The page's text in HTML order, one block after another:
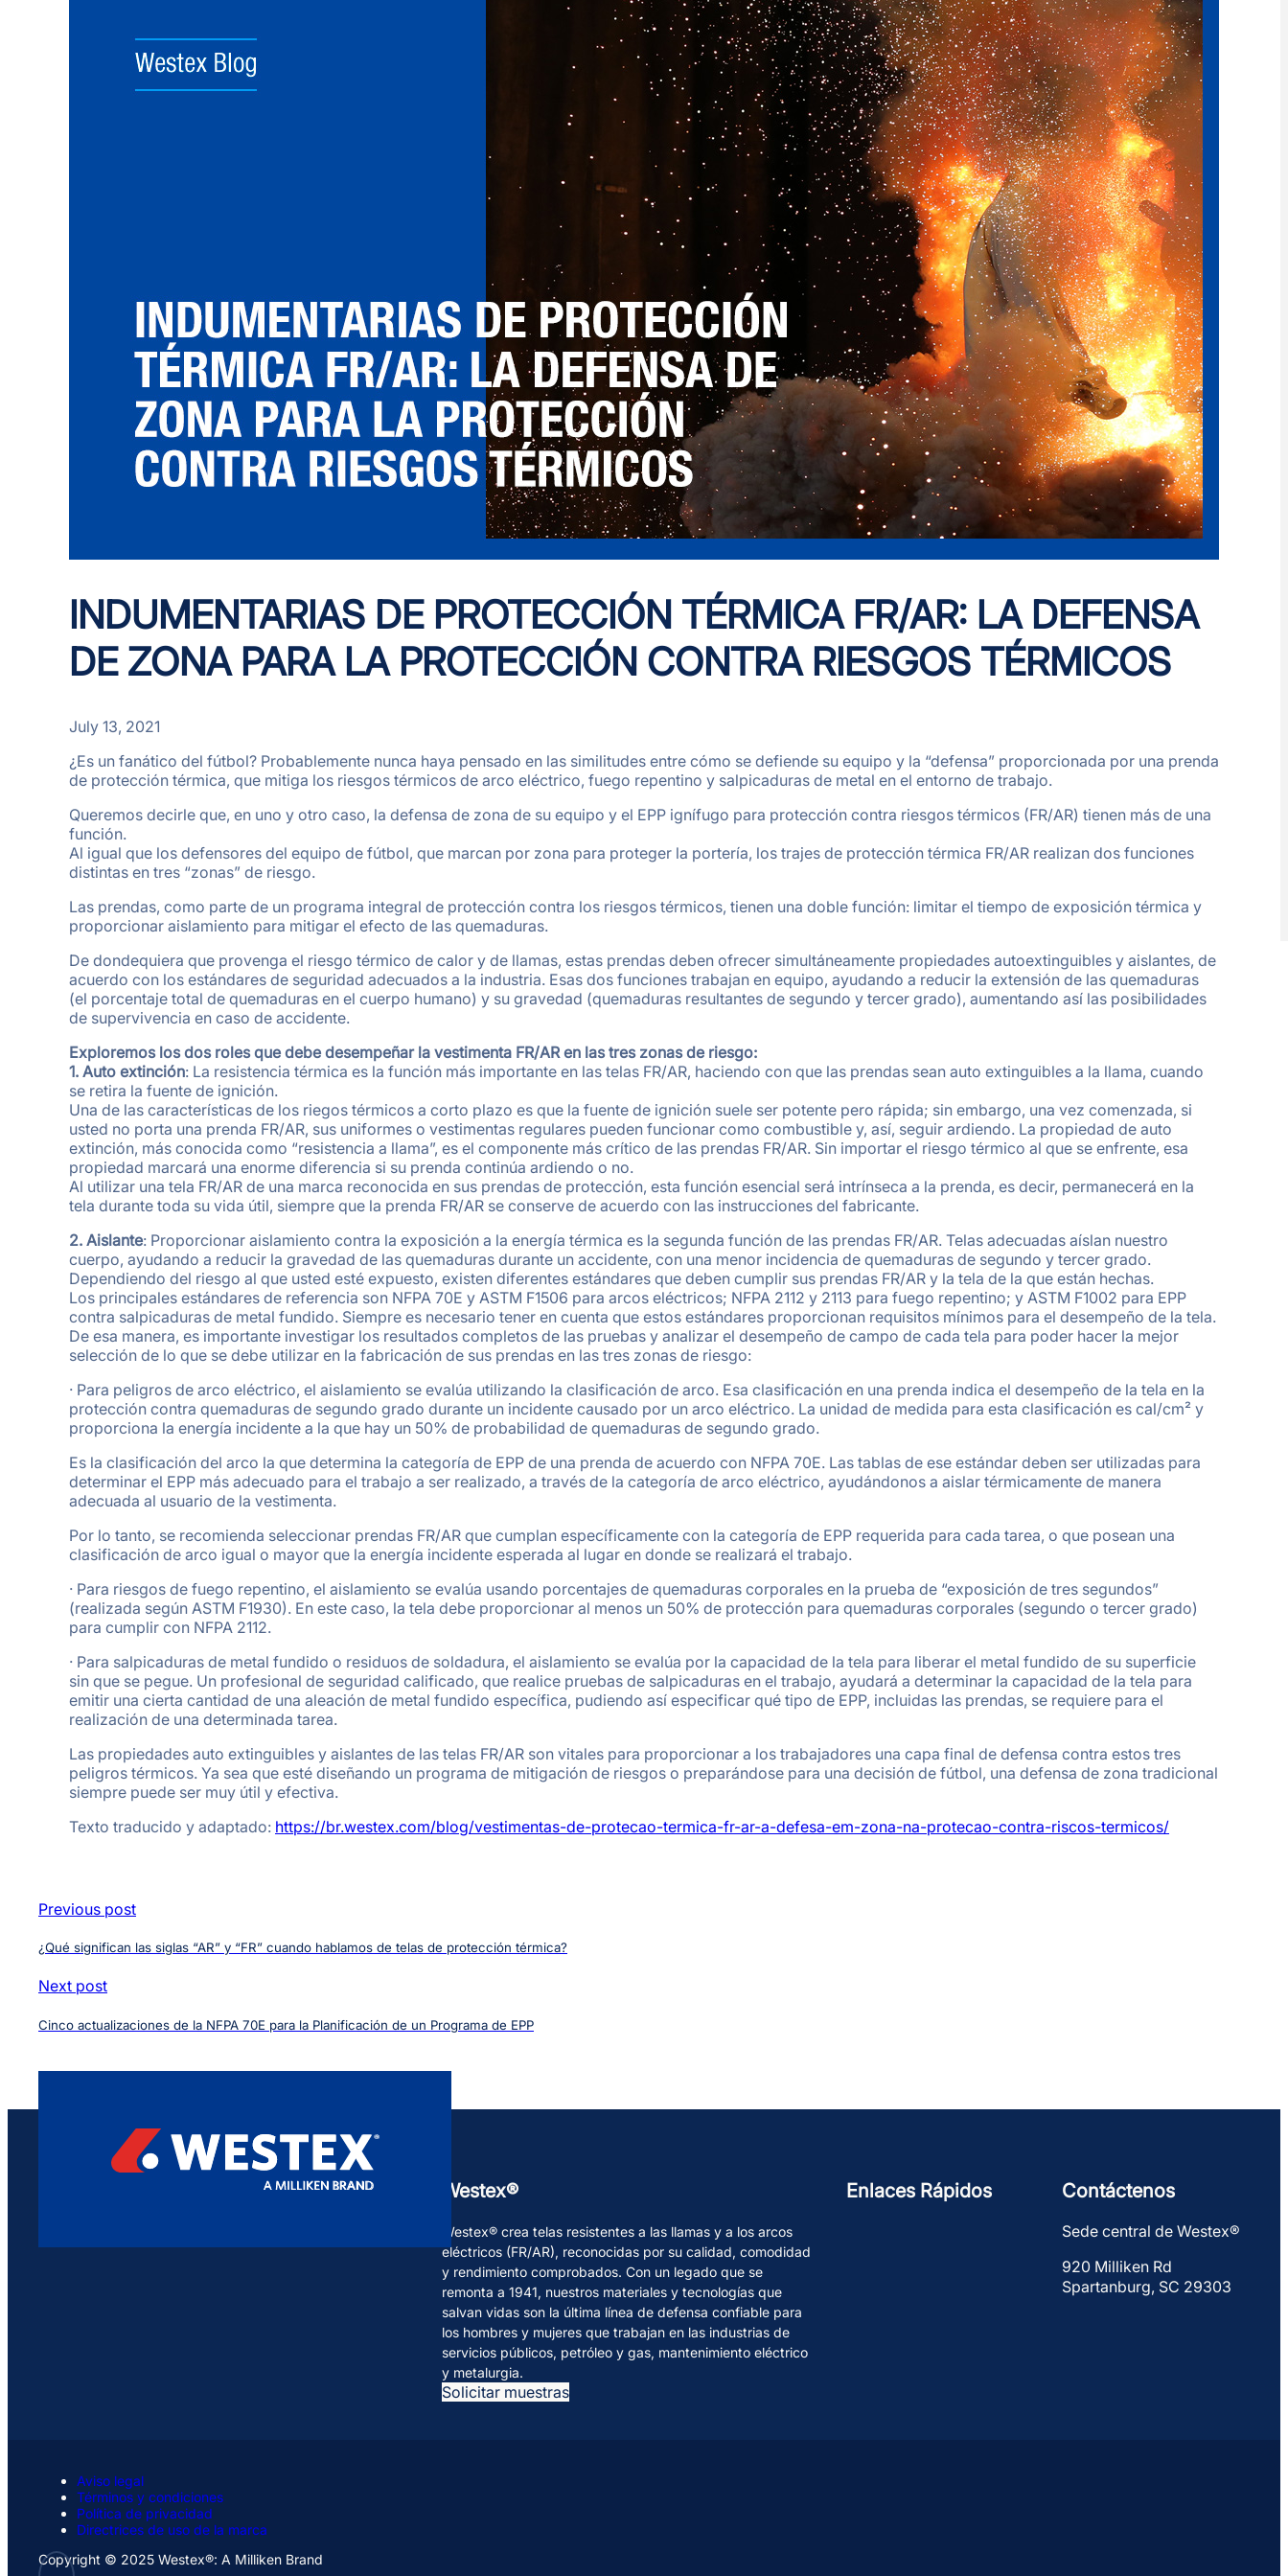
INDUMENTARIAS DE PROTECCIÓN TÉRMICA FR/AR: LA DEFENSA
DE ZONA PARA LA PROTECCIÓN CONTRA RIESGOS TÉRMICOS
July 13, 2021
¿Es un fanático del fútbol? Probablemente nunca haya pensado en las similitudes entre cómo se defiende su equipo y la “defensa” proporcionada por una prenda
de protección térmica, que mitiga los riesgos térmicos de arco eléctrico, fuego repentino y salpicaduras de metal en el entorno de trabajo.
Queremos decirle que, en uno y otro caso, la defensa de zona de su equipo y el EPP ignífugo para protección contra riesgos térmicos (FR/AR) tienen más de una
función.
Al igual que los defensores del equipo de fútbol, que marcan por zona para proteger la portería, los trajes de protección térmica FR/AR realizan dos funciones
distintas en tres “zonas” de riesgo.
Las prendas, como parte de un programa integral de protección contra los riesgos térmicos, tienen una doble función: limitar el tiempo de exposición térmica y
proporcionar aislamiento para mitigar el efecto de las quemaduras.
De dondequiera que provenga el riesgo térmico de calor y de llamas, estas prendas deben ofrecer simultáneamente propiedades autoextinguibles y aislantes, de
acuerdo con los estándares de seguridad adecuados a la industria. Esas dos funciones trabajan en equipo, ayudando a reducir la extensión de las quemaduras
(el porcentaje total de quemaduras en el cuerpo humano) y su gravedad (quemaduras resultantes de segundo y tercer grado), aumentando así las posibilidades
de supervivencia en caso de accidente.
Exploremos los dos roles que debe desempeñar la vestimenta FR/AR en las tres zonas de riesgo:
1. Auto extinción: La resistencia térmica es la función más importante en las telas FR/AR, haciendo con que las prendas sean auto extinguibles a la llama, cuando
se retira la fuente de ignición.
Una de las características de los riegos térmicos a corto plazo es que la fuente de ignición suele ser potente pero rápida; sin embargo, una vez comenzada, si
usted no porta una prenda FR/AR, sus uniformes o vestimentas regulares pueden funcionar como combustible y, así, seguir ardiendo. La propiedad de auto
extinción, más conocida como “resistencia a llama”, es el componente más crítico de las prendas FR/AR. Sin importar el riesgo térmico al que se enfrente, esa
propiedad marcará una enorme diferencia si su prenda continúa ardiendo o no.
Al utilizar una tela FR/AR de una marca reconocida en sus prendas de protección, esta función esencial será intrínseca a la prenda, es decir, permanecerá en la
tela durante toda su vida útil, siempre que la prenda FR/AR se conserve de acuerdo con las instrucciones del fabricante.
2. Aislante: Proporcionar aislamiento contra la exposición a la energía térmica es la segunda función de las prendas FR/AR. Telas adecuadas aíslan nuestro
cuerpo, ayudando a reducir la gravedad de las quemaduras durante un accidente, con una menor incidencia de quemaduras de segundo y tercer grado.
Dependiendo del riesgo al que usted esté expuesto, existen diferentes estándares que deben cumplir sus prendas FR/AR y la tela de la que están hechas.
Los principales estándares de referencia son NFPA 70E y ASTM F1506 para arcos eléctricos; NFPA 2112 y 2113 para fuego repentino; y ASTM F1002 para EPP
contra salpicaduras de metal fundido. Siempre es necesario tener en cuenta que estos estándares proporcionan requisitos mínimos para el desempeño de la tela.
De esa manera, es importante investigar los resultados completos de las pruebas y analizar el desempeño de campo de cada tela para poder hacer la mejor
selección de lo que se debe utilizar en la fabricación de sus prendas en las tres zonas de riesgo:
· Para peligros de arco eléctrico, el aislamiento se evalúa utilizando la clasificación de arco. Esa clasificación en una prenda indica el desempeño de la tela en la
protección contra quemaduras de segundo grado durante un incidente causado por un arco eléctrico. La unidad de medida para esta clasificación es cal/cm² y
proporciona la energía incidente a la que hay un 50% de probabilidad de quemaduras de segundo grado.
Es la clasificación del arco la que determina la categoría de EPP de una prenda de acuerdo con NFPA 70E. Las tablas de ese estándar deben ser utilizadas para
determinar el EPP más adecuado para el trabajo a ser realizado, a través de la categoría de arco eléctrico, ayudándonos a aislar térmicamente de manera
adecuada al usuario de la vestimenta.
Por lo tanto, se recomienda seleccionar prendas FR/AR que cumplan específicamente con la categoría de EPP requerida para cada tarea, o que posean una
clasificación de arco igual o mayor que la energía incidente esperada al lugar en donde se realizará el trabajo.
· Para riesgos de fuego repentino, el aislamiento se evalúa usando porcentajes de quemaduras corporales en la prueba de “exposición de tres segundos”
(realizada según ASTM F1930). En este caso, la tela debe proporcionar al menos un 50% de protección para quemaduras corporales (segundo o tercer grado)
para cumplir con NFPA 2112.
· Para salpicaduras de metal fundido o residuos de soldadura, el aislamiento se evalúa por la capacidad de la tela para liberar el metal fundido de su superficie
sin que se pegue. Un profesional de seguridad calificado, que realice pruebas de salpicaduras en el trabajo, ayudará a determinar la capacidad de la tela para
emitir una cierta cantidad de una aleación de metal fundido específica, pudiendo así especificar qué tipo de EPP, incluidas las prendas, se requiere para el
realización de una determinada tarea.
Las propiedades auto extinguibles y aislantes de las telas FR/AR son vitales para proporcionar a los trabajadores una capa final de defensa contra estos tres
peligros térmicos. Ya sea que esté diseñando un programa de mitigación de riesgos o preparándose para una decisión de fútbol, ​​una defensa de zona tradicional
siempre puede ser muy útil y efectiva.
Texto traducido y adaptado: https://br.westex.com/blog/vestimentas-de-protecao-termica-fr-ar-a-defesa-em-zona-na-protecao-contra-riscos-termicos/
Previous post
¿Qué significan las siglas “AR” y “FR” cuando hablamos de telas de protección térmica?
Next post
Cinco actualizaciones de la NFPA 70E para la Planificación de un Programa de EPP
Westex®
Westex® crea telas resistentes a las llamas y a los arcos
eléctricos (FR/AR), reconocidas por su calidad, comodidad
y rendimiento comprobados. Con un legado que se
remonta a 1941, nuestros materiales y tecnologías que
salvan vidas son la última línea de defensa confiable para
los hombres y mujeres que trabajan en las industrias de
servicios públicos, petróleo y gas, mantenimiento eléctrico
y metalurgia.
Solicitar muestras
Enlaces Rápidos Contáctenos
Sede central de Westex®
920 Milliken Rd
Spartanburg, SC 29303
Aviso legal
Términos y condiciones
Política de privacidad
Directrices de uso de la marca
Copyright © 2025 Westex®: A Milliken Brand